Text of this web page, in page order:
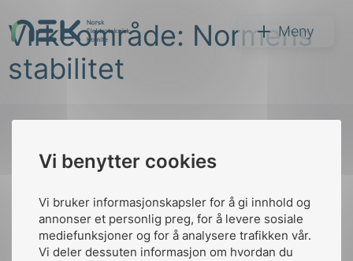
Vi benytter cookies
Vi bruker informasjonskapsler for å gi innhold og
annonser et personlig preg, for å levere sosiale
mediefunksjoner og for å analysere trafikken vår.
Vi deler dessuten informasjon om hvordan du
til
innhold
NEK Meny
Søk
Virkeområde: Normens
stabilitet
Kontakt oss
toppen